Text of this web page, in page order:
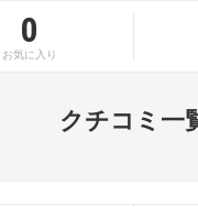
0
お気に入り
クチコミ一